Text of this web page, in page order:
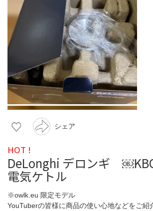
シェア
HOT !
DeLonghi デロンギ
電気ケトル
※owlk.eu 限定モデル
YouTuberの皆様に商品の使い心地などをご紹